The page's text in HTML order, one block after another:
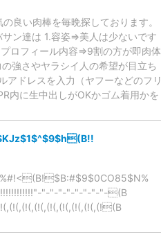
肉棒を毎晩探しております。
達は 1.容姿⇒美人は少ないです
ロフィール内容⇒9割の方が即肉体
強さやヤラシイ人の希望が目立ち
アドレスを入力（ヤフーなどのフリ
内に生中出しがOKかゴム着用かを
"-"-"-"-"-"-"-"-(B